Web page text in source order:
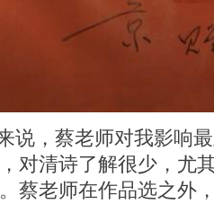
说，蔡老师对我影响
对清诗了解很少，尤
蔡老师在作品选之外